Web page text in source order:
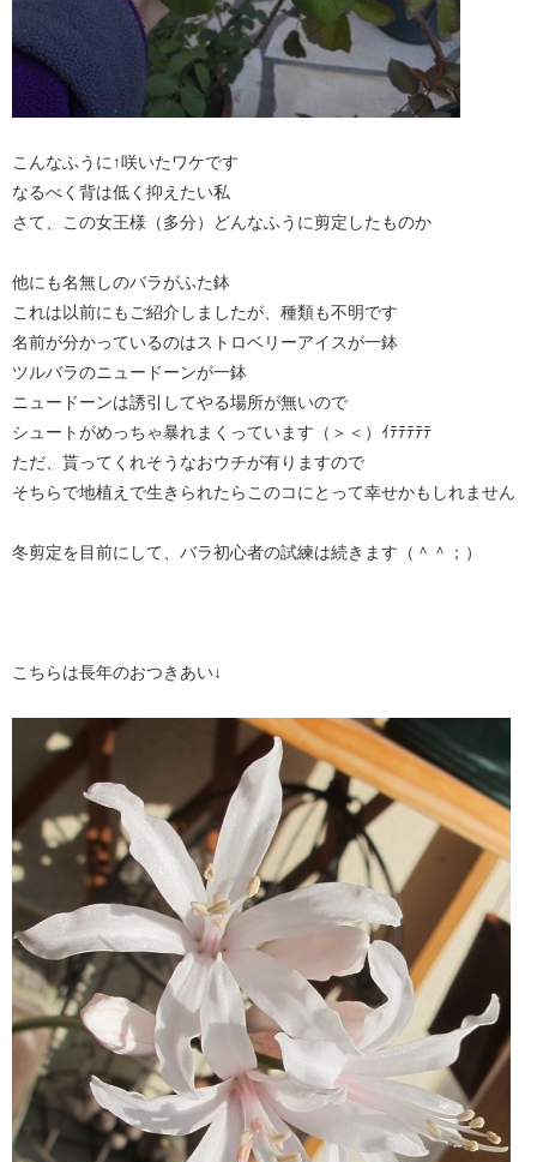
こんなふうに↑咲いたワケです
なるべく背は低く抑えたい私
さて、この女王様（多分）どんなふうに剪定したものか
他にも名無しのバラがふた鉢
これは以前にもご紹介しましたが、種類も不明です
名前が分かっているのはストロベリーアイスが一鉢
ツルバラのニュードーンが一鉢
ニュードーンは誘引してやる場所が無いので
シュートがめっちゃ暴れまくっています（＞＜）ｲﾃﾃﾃﾃﾃ
ただ、貰ってくれそうなおウチが有りますので
そちらで地植えで生きられたらこのコにとって幸せかもしれません
冬剪定を目前にして、バラ初心者の試練は続きます（＾＾；）
こちらは長年のおつきあい↓